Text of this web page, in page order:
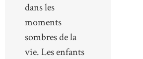
dans les
moments
sombres de la
vie. Les enfants